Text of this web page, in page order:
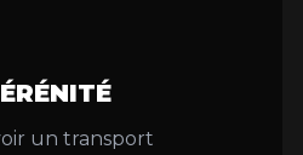
un transport